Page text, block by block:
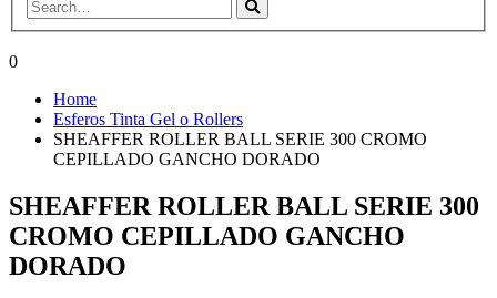
0
Home
Esferos Tinta Gel o Rollers
SHEAFFER ROLLER BALL SERIE 300 CROMO
CEPILLADO GANCHO DORADO
SHEAFFER ROLLER BALL SERIE 300
CROMO CEPILLADO GANCHO
DORADO